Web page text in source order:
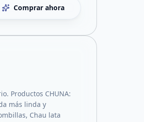
Comprar ahora
Productos CHUNA:
más linda y
Chau lata